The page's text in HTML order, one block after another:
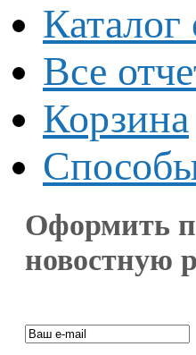
Каталог
Все
Корзина
Оформить
новостную